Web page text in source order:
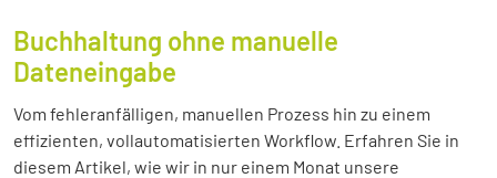
Buchhaltung ohne manuelle
Dateneingabe
Vom fehleranfälligen, manuellen Prozess hin zu einem
effizienten, vollautomatisierten Workflow. Erfahren Sie in
diesem Artikel, wie wir in nur einem Monat unsere